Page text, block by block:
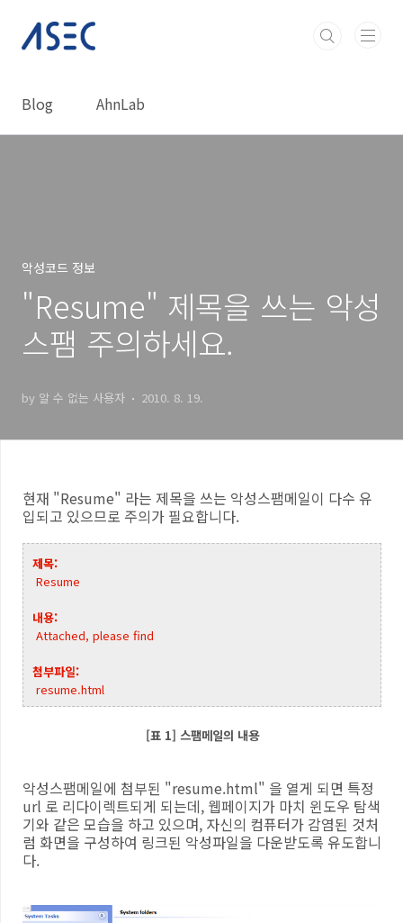
Blog AhnLab
악성코드 정보
"Resume" 제목을 쓰는 악성
스팸 주의하세요.
by 알 수 없는 사용자 2010. 8. 19.
현재 "Resume" 라는 제목을 쓰는 악성스팸메일이 다수 유
입되고 있으므로 주의가 필요합니다.
제목:
Resume
내용:
Attached, please find
첨부파일:
resume.html
[표 1] 스팸메일의 내용
악성스팸메일에 첨부된 "resume.html" 을 열게 되면 특정
url 로 리다이렉트되게 되는데, 웹페이지가 마치 윈도우 탐색
기와 같은 모습을 하고 있으며, 자신의 컴퓨터가 감염된 것처
럼 화면을 구성하여 링크된 악성파일을 다운받도록 유도합니
다.